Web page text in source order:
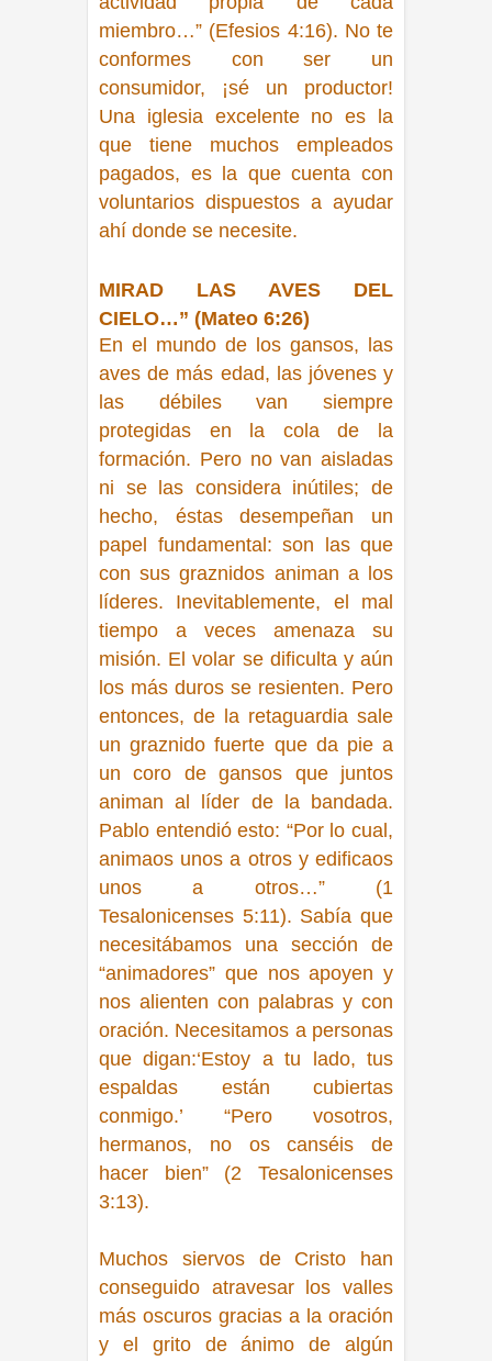
miembro…” (Efesios 4:16). No te
conformes con ser un
consumidor, ¡sé un productor!
Una iglesia excelente no es la
que tiene muchos empleados
pagados, es la que cuenta con
voluntarios dispuestos a ayudar
ahí donde se necesite.
MIRAD LAS AVES DEL
CIELO…” (Mateo 6:26)
En el mundo de los gansos, las
aves de más edad, las jóvenes y
las débiles van siempre
protegidas en la cola de la
formación. Pero no van aisladas
ni se las considera inútiles; de
hecho, éstas desempeñan un
papel fundamental: son las que
con sus graznidos animan a los
líderes. Inevitablemente, el mal
tiempo a veces amenaza su
misión. El volar se dificulta y aún
los más duros se resienten. Pero
entonces, de la retaguardia sale
un graznido fuerte que da pie a
un coro de gansos que juntos
animan al líder de la bandada.
Pablo entendió esto: “Por lo cual,
animaos unos a otros y edificaos
unos a otros…” (1
Tesalonicenses 5:11). Sabía que
necesitábamos una sección de
“animadores” que nos apoyen y
nos alienten con palabras y con
oración. Necesitamos a personas
que digan:‘Estoy a tu lado, tus
espaldas están cubiertas
conmigo.’ “Pero vosotros,
hermanos, no os canséis de
hacer bien” (2 Tesalonicenses
3:13).
Muchos siervos de Cristo han
conseguido atravesar los valles
más oscuros gracias a la oración
y el grito de ánimo de algún